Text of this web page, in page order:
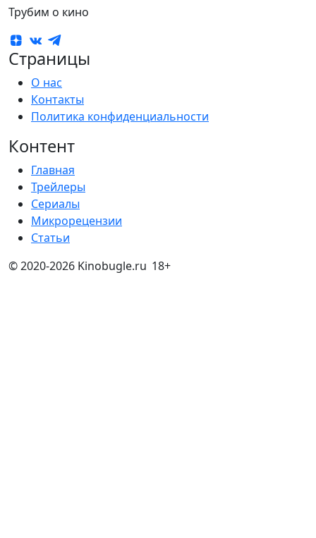
Трубим о кино
Страницы
О нас
Контакты
Политика конфиденциальности
Контент
Главная
Трейлеры
Сериалы
Микрорецензии
Статьи
© 2020-2026 Kinobugle.ru 18+